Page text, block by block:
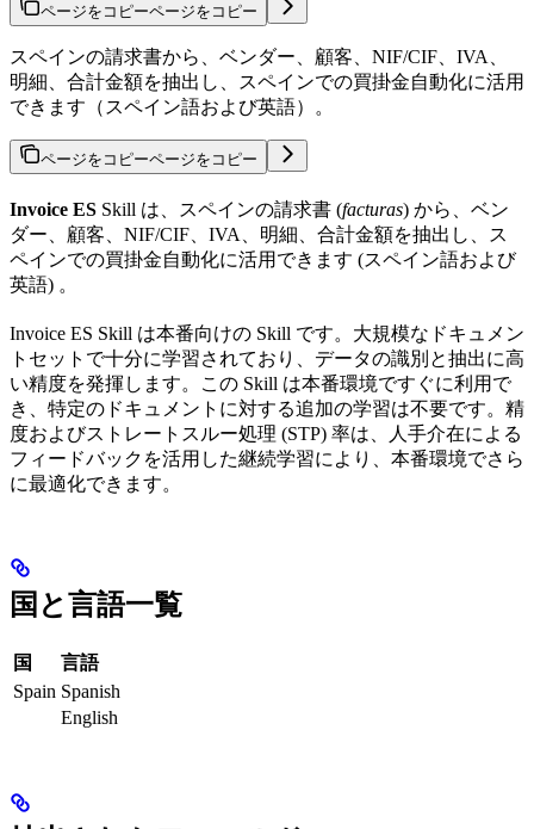
ページをコピーページをコピー
スペインの請求書から、ベンダー、顧客、NIF/CIF、IVA、
明細、合計金額を抽出し、スペインでの買掛金自動化に活用
できます（スペイン語および英語）。
ページをコピーページをコピー
Invoice ES Skill は、スペインの請求書 (facturas) から、ベン
ダー、顧客、NIF/CIF、IVA、明細、合計金額を抽出し、ス
ペインでの買掛金自動化に活用できます (スペイン語および
英語) 。
Invoice ES Skill は本番向けの Skill です。大規模なドキュメン
トセットで十分に学習されており、データの識別と抽出に高
い精度を発揮します。この Skill は本番環境ですぐに利用で
き、特定のドキュメントに対する追加の学習は不要です。精
度およびストレートスルー処理 (STP) 率は、人手介在による
フィードバックを活用した継続学習により、本番環境でさら
に最適化できます。
国と言語一覧
国
言語
Spain Spanish
English